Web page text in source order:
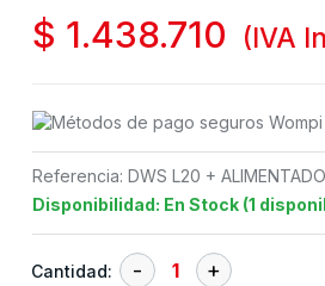
$ 1.438.710 (IVA
Referencia: DWS L20 +
Disponibilidad: En Stock (1
Cantidad: